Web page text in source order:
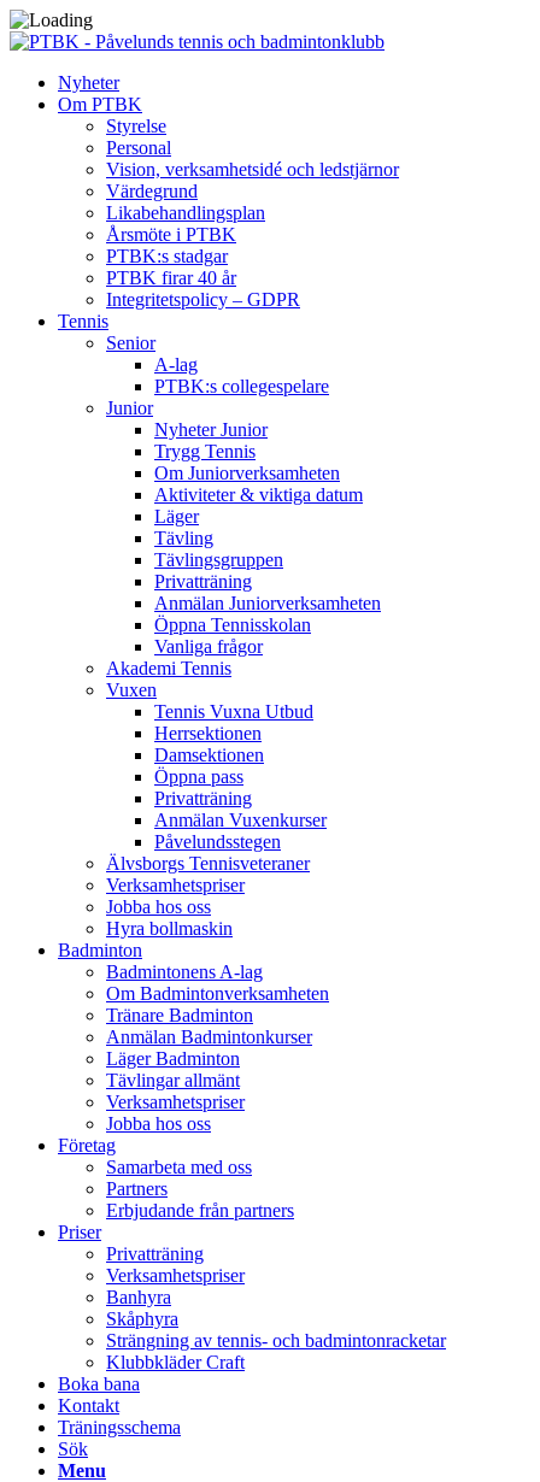
Nyheter
Om PTBK
Styrelse
Personal
Vision, verksamhetsidé och ledstjärnor
Värdegrund
Likabehandlingsplan
Årsmöte i PTBK
PTBK:s stadgar
PTBK firar 40 år
Integritetspolicy – GDPR
Tennis
Senior
A-lag
PTBK:s collegespelare
Junior
Nyheter Junior
Trygg Tennis
Om Juniorverksamheten
Aktiviteter & viktiga datum
Läger
Tävling
Tävlingsgruppen
Privatträning
Anmälan Juniorverksamheten
Öppna Tennisskolan
Vanliga frågor
Akademi Tennis
Vuxen
Tennis Vuxna Utbud
Herrsektionen
Damsektionen
Öppna pass
Privatträning
Anmälan Vuxenkurser
Påvelundsstegen
Älvsborgs Tennisveteraner
Verksamhetspriser
Jobba hos oss
Hyra bollmaskin
Badminton
Badmintonens A-lag
Om Badmintonverksamheten
Tränare Badminton
Anmälan Badmintonkurser
Läger Badminton
Tävlingar allmänt
Verksamhetspriser
Jobba hos oss
Företag
Samarbeta med oss
Partners
Erbjudande från partners
Priser
Privatträning
Verksamhetspriser
Banhyra
Skåphyra
Strängning av tennis- och badmintonracketar
Klubbkläder Craft
Boka bana
Kontakt
Träningsschema
Sök
Menu